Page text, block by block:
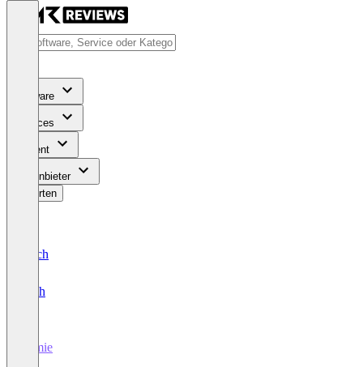
Software
Services
Content
Für Anbieter
Bewerten
Deutsch
English
homie